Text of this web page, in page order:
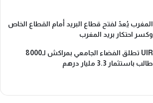
المغرب يُعدّ لفتح قطاع البريد أمام القطاع الخاص
وكسر احتكار بريد المغرب
UIR تطلق الفضاء الجامعي بمراكش لـ8000
طالب باستثمار 3.3 مليار درهم